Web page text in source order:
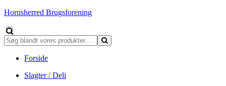
Hornsherred Brugsforening
Forside
Slagter / Deli